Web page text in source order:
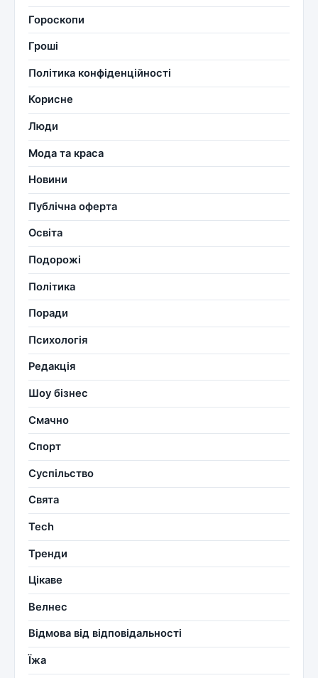
Гороскопи
Гроші
Політика конфіденційності
Корисне
Люди
Мода та краса
Новини
Публічна оферта
Освіта
Подорожі
Політика
Поради
Психологія
Редакція
Шоу бізнес
Смачно
Спорт
Суспільство
Свята
Tech
Тренди
Цікаве
Велнес
Відмова від відповідальності
Їжа